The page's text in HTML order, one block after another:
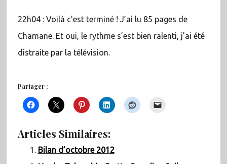
22h04 : Voilà c’est terminé ! J’ai lu 85 pages de
Chamane. Et oui, le rythme s’est bien ralenti, j’ai été
distraite par la télévision.
Partager :
Articles Similaires:
Bilan d’octobre 2012